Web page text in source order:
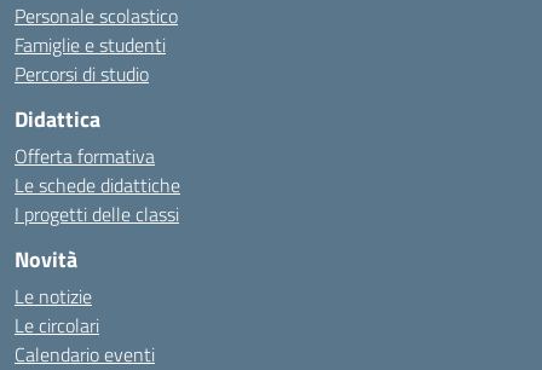
Personale scolastico
Famiglie e studenti
Percorsi di studio
Didattica
Offerta formativa
Le schede didattiche
I progetti delle classi
Novità
Le notizie
Le circolari
Calendario eventi